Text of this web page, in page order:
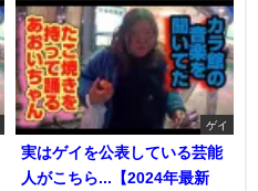
ゲイ
実はゲイを公表している芸能
人がこちら...【2024年最新